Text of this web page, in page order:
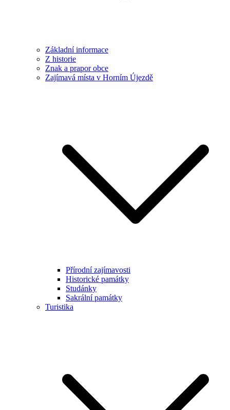
Základní informace
Z historie
Znak a prapor obce
Zajímavá místa v Horním Újezdě
Přírodní zajímavosti
Historické památky
Studánky
Sakrální památky
Turistika